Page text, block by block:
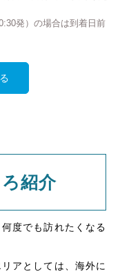
発）の場合は到着日前
紹介
度でも訪れたくなる
アとしては、海外に